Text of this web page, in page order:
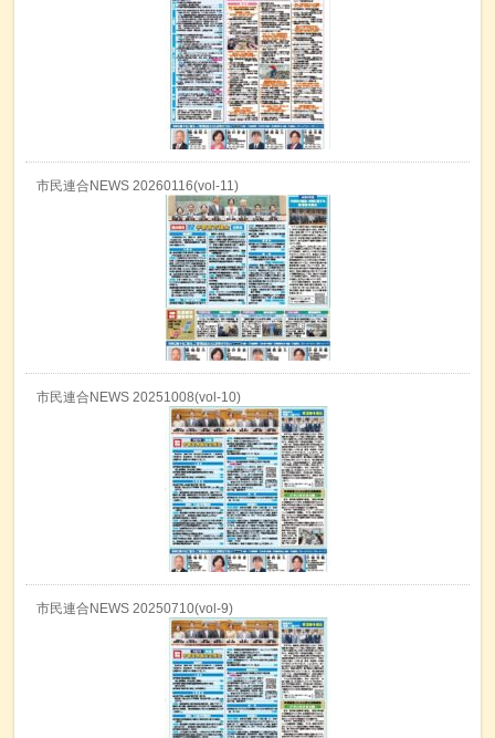
市民連合NEWS 20260116(vol-11)
市民連合NEWS 20251008(vol-10)
市民連合NEWS 20250710(vol-9)